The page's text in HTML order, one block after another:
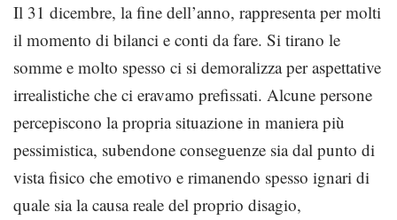
Il 31 dicembre, la fine dell’anno, rappresenta per molti
il momento di bilanci e conti da fare. Si tirano le
somme e molto spesso ci si demoralizza per aspettative
irrealistiche che ci eravamo prefissati. Alcune persone
percepiscono la propria situazione in maniera più
pessimistica, subendone conseguenze sia dal punto di
vista fisico che emotivo e rimanendo spesso ignari di
quale sia la causa reale del proprio disagio,